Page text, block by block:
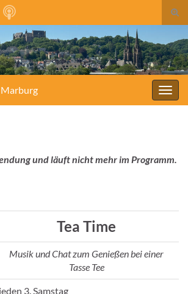
for:
und läuft nicht mehr im Programm.
Tea Time
Musik und Chat zum Genießen bei einer
Tasse Tee
jeden 3. Samstag